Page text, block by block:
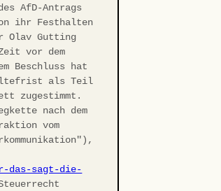
AfD-Antrags
ihr Festhalten
Olav Gutting
vor dem
Beschluss hat
als Teil
zugestimmt.
nach dem
vom
das-sagt-die-